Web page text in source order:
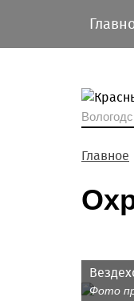
Главное
Фото